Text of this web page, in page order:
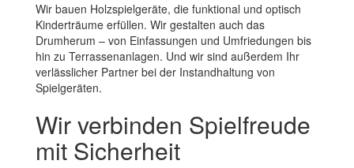
Wir bauen Holzspielgeräte, die funktional und optisch
Kinderträume erfüllen. Wir gestalten auch das
Drumherum – von Einfassungen und Umfriedungen bis
hin zu Terrassenanlagen. Und wir sind außerdem Ihr
verlässlicher Partner bei der Instandhaltung von
Spielgeräten.
Wir verbinden Spielfreude
mit Sicherheit